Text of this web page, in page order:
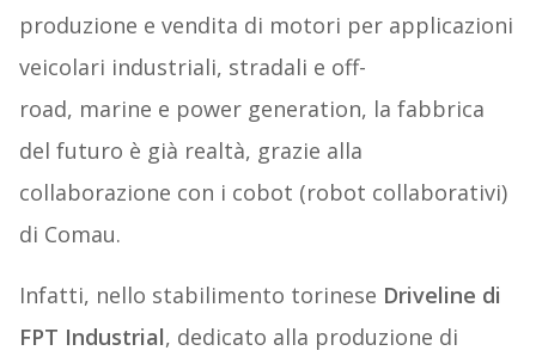
produzione e vendita di motori per applicazioni
veicolari industriali, stradali e off-
road, marine e power generation, la fabbrica
del futuro è già realtà, grazie alla
collaborazione con i cobot (robot collaborativi)
di Comau.
Infatti, nello stabilimento torinese Driveline di
FPT Industrial, dedicato alla produzione di